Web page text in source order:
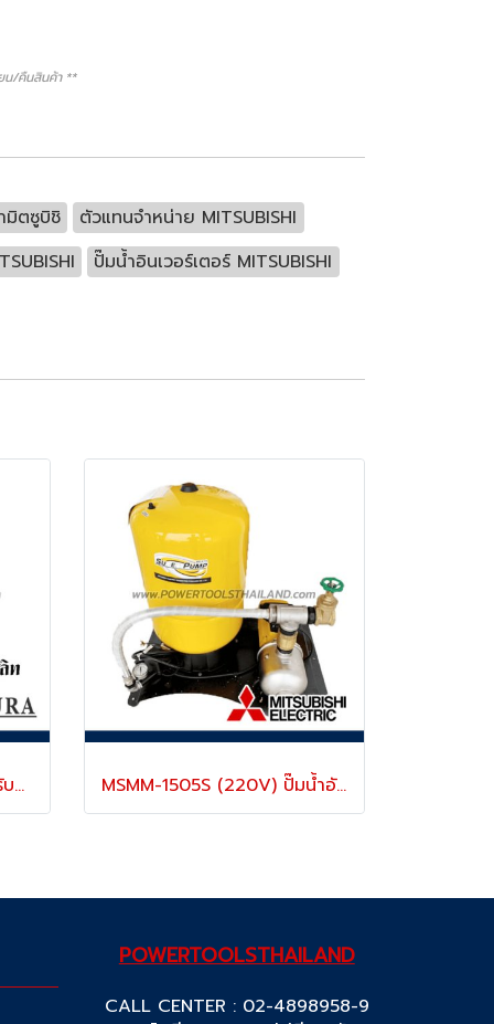
น/คืนสินค้า **
มิตซูบิชิ
ตัวแทนจำหน่าย MITSUBISHI
ปั๊มน้ำอินเวอร์เตอร์ MITSUBISHI
B-OKE-HP150A ปั๊มน้ำสำหรับบ้านพักอาศัย ท่อ 1 นิ้ว (25 มม.) มอเตอร์ 370 วัตต์/220V -50HZ ส่งสูงสุด 40 เมตร ขนาดถังแรงดัน 1.5 ลิตร (สำหรับบ้าน 1-3 ชั้น/3ห้องน้ำ) รุ่นประหยัด "OKURA โอกุระอีลิท" MSMM-1505S (220V) ปั๊มน้ำอัตโนมัติ ชนิดหลายใบพัด ท่อ 2" x 2" แรงม้า 1500W 220V จำนวนชั้นที่ใช้ได้ 2-3 ชั้น MITSUBISHI
POWERTOOLSTHAILAND
CALL CENTER : 02-4898958-9